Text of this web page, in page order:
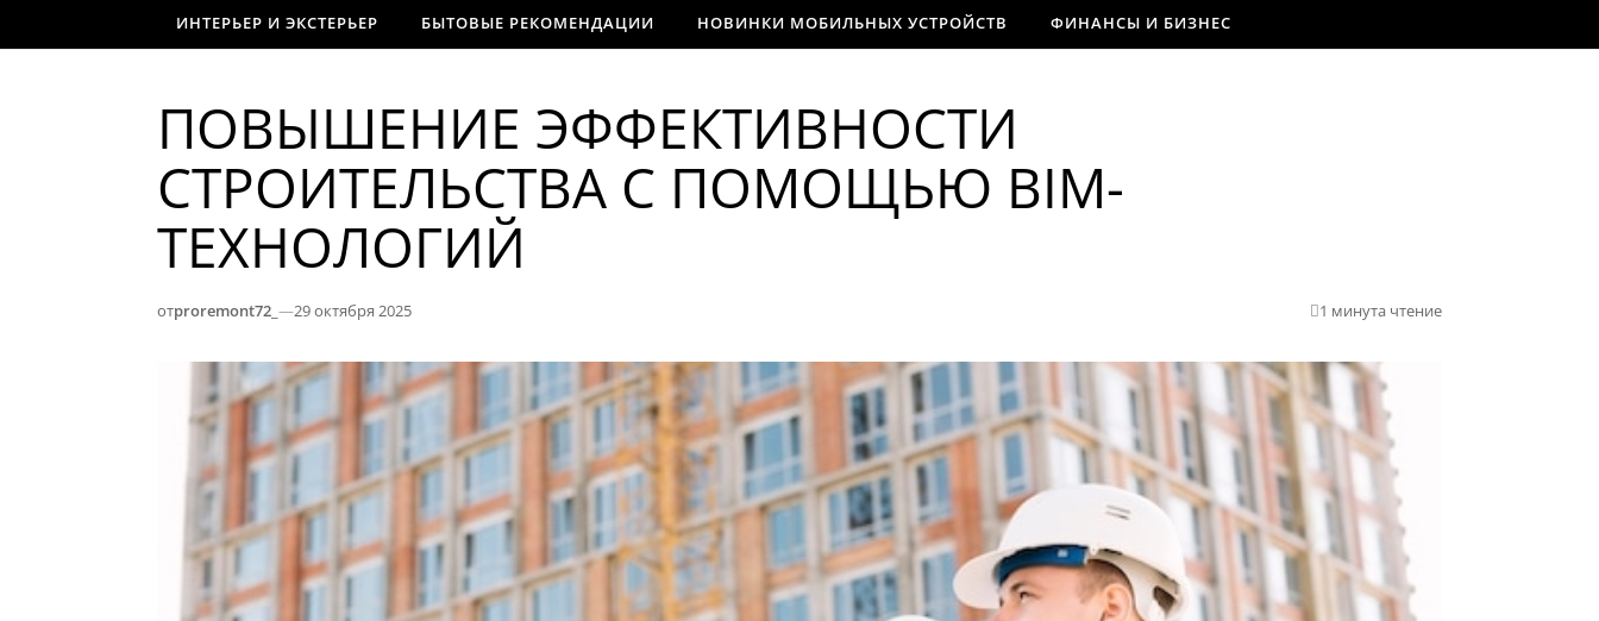
ИНТЕРЬЕР И ЭКСТЕРЬЕР БЫТОВЫЕ РЕКОМЕНДАЦИИ НОВИНКИ МОБИЛЬНЫХ УСТРОЙСТВ ФИНАНСЫ И БИЗНЕС
ПОВЫШЕНИЕ ЭФФЕКТИВНОСТИ
СТРОИТЕЛЬСТВА С ПОМОЩЬЮ BIM-
ТЕХНОЛОГИЙ
отproremont72_ —29 октября 2025 1 минута чтение